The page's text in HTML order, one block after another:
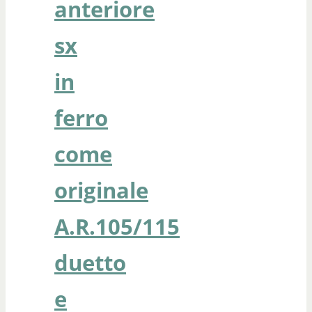
anteriore
sx
in
ferro
come
originale
A.R.105/115
duetto
e